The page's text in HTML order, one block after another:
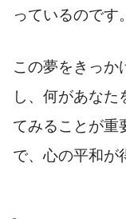
っているのです。
この夢をきっか
し、何があなた
てみることが重
で、心の平和が